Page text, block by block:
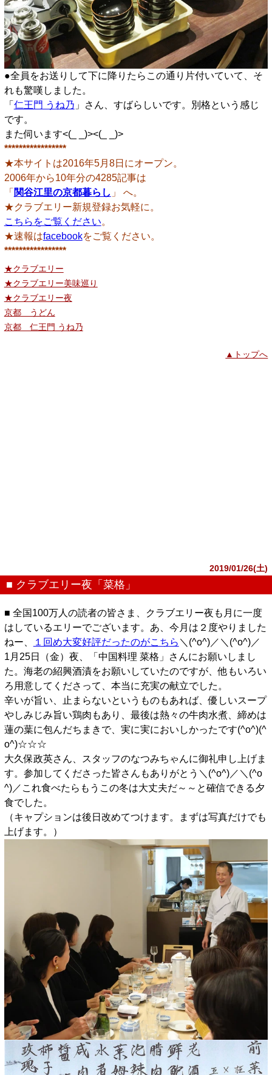
●全員をお送りして下に降りたらこの通り片付いていて、そ
れも驚嘆しました。
「 仁王門 うね乃 」さん、すばらしいです。別格という感じ
です。
また伺います<(_ _)><(_ _)>
*****************
★本サイトは2016年5月8日にオープン。
2006年から10年分の4285記事は
「 関谷江里の京都暮らし 」 へ。
★クラブエリー新規登録お気軽に。
こちらをご覧ください。
★速報はfacebookをご覧ください。
*****************
★クラブエリー
★クラブエリー美味巡り
★クラブエリー夜
京都 うどん
京都 仁王門 うね乃
▲トップへ
2019/01/26(土)
■ クラブエリー夜「菜格」
■ 全国100万人の読者の皆さま、クラブエリー夜も月に一度
はしているエリーでございます。あ、今月は２度やりました
ねー、
１回め大変好評だったのがこちら ＼(^o^)／＼(^o^)／
1月25日（金）夜、「中国料理 菜格」さんにお願いしまし
た。海老の紹興酒漬をお願いしていたのですが、他もいろい
ろ用意してくださって、本当に充実の献立でした。
辛いが旨い、止まらないというものもあれば、優しいスープ
やしみじみ旨い鶏肉もあり、最後は熱々の牛肉水煮、締めは
蓮の葉に包んだちまきで、実に実においしかったです(^o^)(^
o^)☆☆☆
大久保政英さん、スタッフのなつみちゃんに御礼申し上げま
す。参加してくださった皆さんもありがとう＼(^o^)／＼(^o
^)／これ食べたらもうこの冬は大丈夫だ～～と確信できる夕
食でした。
（キャプションは後日改めてつけます。まずは写真だけでも
上げます。）